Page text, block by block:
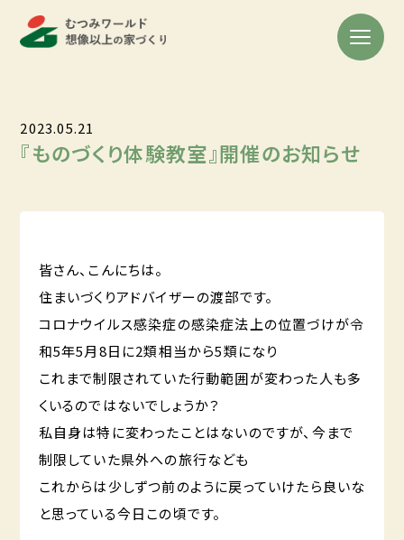
2023.05.21
『ものづくり体験教室』開催のお知らせ
皆さん、こんにちは。
住まいづくりアドバイザーの渡部です。
コロナウイルス感染症の感染症法上の位置づけが令
和5年5月8日に2類相当から5類になり
これまで制限されていた行動範囲が変わった人も多
くいるのではないでしょうか？
私自身は特に変わったことはないのですが、今まで
制限していた県外への旅行なども
これからは少しずつ前のように戻っていけたら良いな
と思っている今日この頃です。